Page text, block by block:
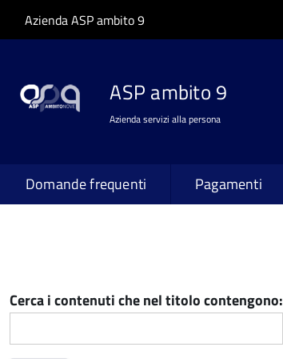
Salta al contenuto principale
Skip to site navigation
Azienda ASP ambito 9
ASP ambito 9
Azienda servizi alla persona
Domande frequenti Pagamenti
Cerca i contenuti che nel titolo contengono: